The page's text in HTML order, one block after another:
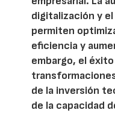
digitalización y
permiten
eficiencia y
embargo, el
de la inversión
de la capacidad